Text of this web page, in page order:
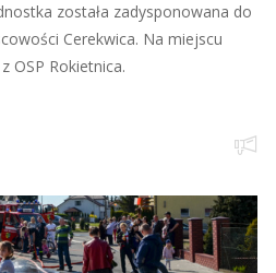
została zadysponowana do
Cerekwica. Na miejscu
OSP Rokietnica.